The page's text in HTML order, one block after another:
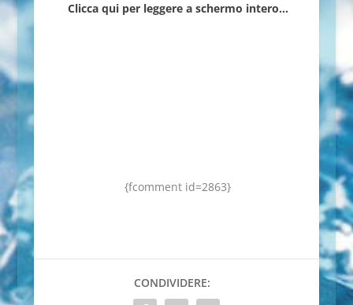
Clicca qui per leggere a schermo intero…
{fcomment id=2863}
CONDIVIDERE: